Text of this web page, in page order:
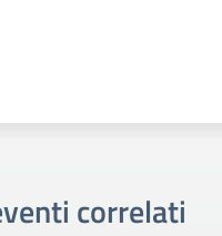
correlati